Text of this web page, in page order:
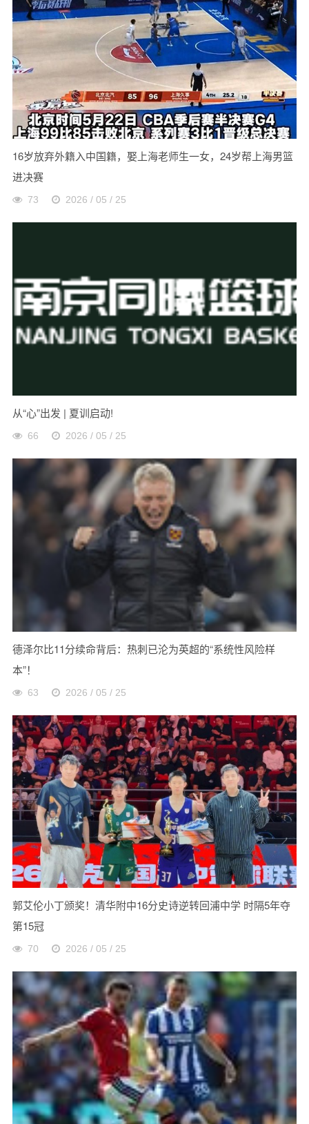
16岁放弃外籍入中国籍，娶上海老师生一女，24岁帮上海男篮
进决赛
73 2026 / 05 / 25
从“心”出发 | 夏训启动!
66 2026 / 05 / 25
德泽尔比11分续命背后：热刺已沦为英超的“系统性风险样
本”！
63 2026 / 05 / 25
郭艾伦小丁颁奖！清华附中16分史诗逆转回浦中学 时隔5年夺
第15冠
70 2026 / 05 / 25